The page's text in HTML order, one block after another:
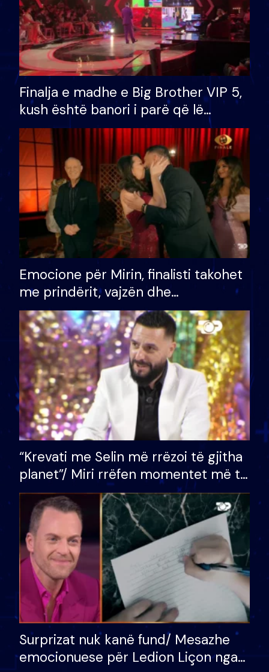
Finalja e madhe e Big Brother VIP 5,
kush është banori i parë që lë
shtëpinë dhe humb mundësinë për
të fituar çmimin e madh
Emocione për Mirin, finalisti takohet
me prindërit, vajzën dhe
bashkëshorten: S’kemi ndonjë letër
divorci apo jo?
“Krevati me Selin më rrëzoi të gjitha
planet”/ Miri rrëfen momentet më të
bukura në shtëpinë e BB VIP: Do më
mungojë zilja e mëngjesit kur…
Surprizat nuk kanë fund/ Mesazhe
emocionuese për Ledion Liçon nga